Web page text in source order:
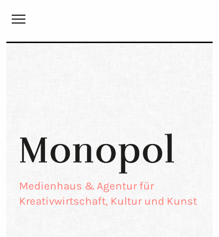
Monopol
Medienhaus & Agentur für
Kreativwirtschaft, Kultur und Kunst